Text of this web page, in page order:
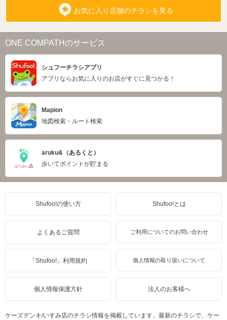
お気に入り店舗のチラシを見る
ONE COMPATHのサービス
シュフーチラシアプリ
アプリならお気に入りのお店がすぐに見つかる！
Mapion
地図検索・ルート検索
aruku&（あるくと）
歩いてポイントが貯まる
Shufoo!の使い方 Shufoo!とは
よくあるご質問 ご利用についてのお問い合わせ
「Shufoo!」利用規約 個人情報の取り扱いについて
個人情報保護方針 法人のお客様へ
ケーズデンキ/いすみ店のチラシ情報を掲載しています。最新のチラシで、ケー